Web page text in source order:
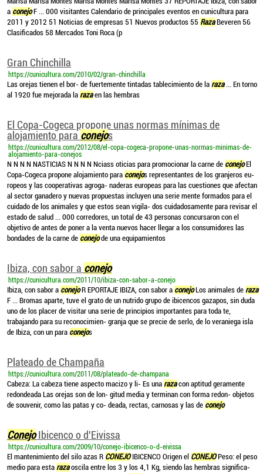
a conejoF ... 000 visitantes Calendario de principales eventos en cunicultura para
2011 y 2012 51 Noticias de empresas 51 Nuevos productos 55 RazaBeveren 56
Clasificados 58 Mercados Toni Roca (p
Gran Chinchilla
https://cunicultura.com/2010/02/gran-chinchilla
Las orejas tienen el bor- de fuertemente tintadas tablecimiento de la raza... En torno
al 1920 fue mejorada la razaen las hembras
El Copa-Cogeca propone unas normas mínimas de
alojamiento para conejos
https://cunicultura.com/2012/08/el-copa-cogeca-propone-unas-normas-minimas-de-
alojamiento-para-conejos
N N N N NASTICIAS N N N N Nciass oticias para promocionar la carne de conejoEl
Copa-Cogeca propone alojamiento para conejos representantes de los granjeros eu-
ropeos y las cooperativas agroga- naderas europeas para las cuestiones que afectan
al sector ganadero y nuevas propuestas incluyen una serie mente formados para el
cuidado de los animales y que estos sean vigila- dos cuidadosamente para revisar el
estado de salud ... 000 corredores, un total de 43 personas concursaron con el
objetivo de antes de poner a la venta nuevos hacer llegar a los consumidores las
bondades de la carne de conejode una equipamientos
Ibiza, con sabor a conejo
https://cunicultura.com/2011/10/ibiza-con-sabor-a-conejo
Ibiza, con sabor a conejoR EPORTAJE IBIZA, con sabor a conejoLos animales de raza
F ... Bromas aparte, tuve el grato de un nutrido grupo de ibicencos gazapos, sin duda
uno de los placer de visitar una serie de principios importantes para toda te,
trabajando para su reconocimien- granja que se precie de serlo, de lo veraniega isla
de Ibiza, con un para conejos
Plateado de Champaña
https://cunicultura.com/2011/08/plateado-de-champana
Cabeza: La cabeza tiene aspecto macizo y li- Es una razacon aptitud geramente
redondeada Las orejas son de lon- gitud media y terminan con forma redon- objetos
de souvenir, como las patas y co- deada, rectas, carnosas y las de conejo
ConejoIbicenco o d'Eivissa
https://cunicultura.com/2009/10/conejo-ibicenco-o-d-eivissa
El mantenimiento del silo azas R CONEJOIBICENCO Origen el CONEJOPeso: el peso
medio para esta razaoscila entre los 3 y los 4,1 Kg, siendo las hembras significa-